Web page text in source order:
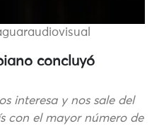
concluyó
interesa y nos sale del
con el mayor número de